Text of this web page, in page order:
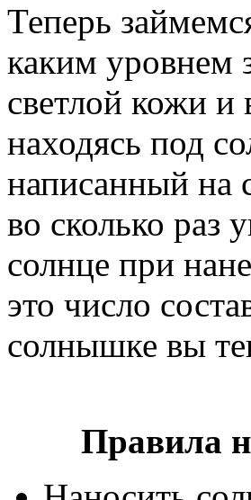
Теперь
каким уровнем
светлой кожи и
находясь под
написанный на
во сколько раз
солнце при
это число
солнышке вы
Правила